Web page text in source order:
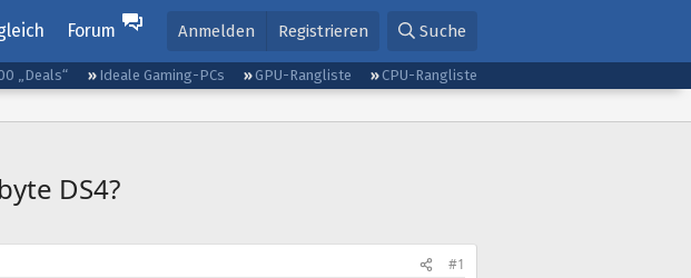
Forum Anmelden Registrieren Suche
„Deals“ Ideale Gaming-PCs GPU-Rangliste
CPU-Rangliste
DS4?
#1